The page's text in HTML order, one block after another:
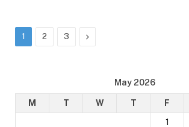
1 2 3 Next
May 2026
M T W T F
1